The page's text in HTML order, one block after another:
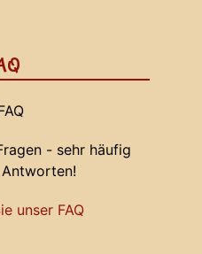
- sehr häufig
unser FAQ